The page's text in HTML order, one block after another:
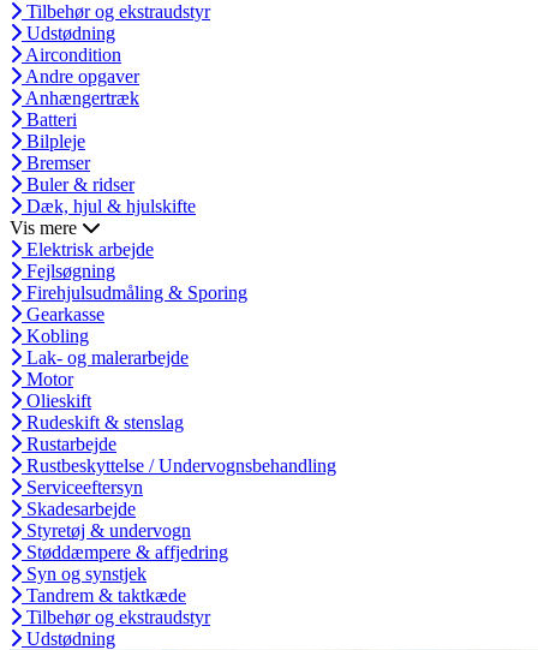
Tilbehør og ekstraudstyr
Udstødning
Aircondition
Andre opgaver
Anhængertræk
Batteri
Bilpleje
Bremser
Buler & ridser
Dæk, hjul & hjulskifte
Vis mere
Elektrisk arbejde
Fejlsøgning
Firehjulsudmåling & Sporing
Gearkasse
Kobling
Lak- og malerarbejde
Motor
Olieskift
Rudeskift & stenslag
Rustarbejde
Rustbeskyttelse / Undervognsbehandling
Serviceeftersyn
Skadesarbejde
Styretøj & undervogn
Støddæmpere & affjedring
Syn og synstjek
Tandrem & taktkæde
Tilbehør og ekstraudstyr
Udstødning